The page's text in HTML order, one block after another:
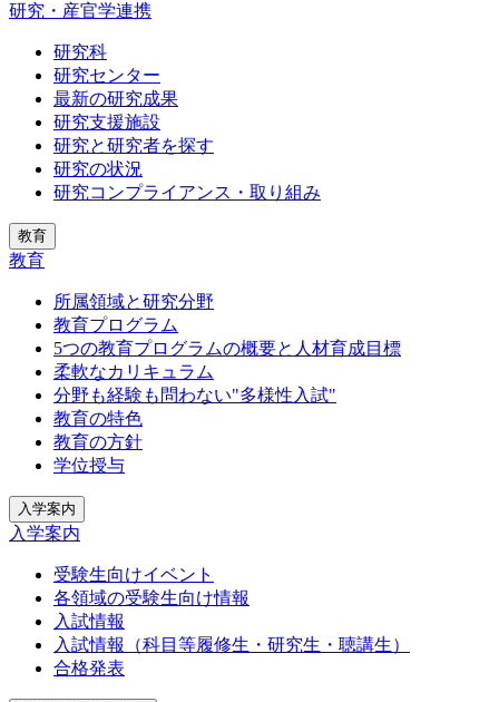
研究・産官学連携
研究科
研究センター
最新の研究成果
研究支援施設
研究と研究者を探す
研究の状況
研究コンプライアンス・取り組み
教育
教育
所属領域と研究分野
教育プログラム
5つの教育プログラムの概要と人材育成目標
柔軟なカリキュラム
分野も経験も問わない"多様性入試"
教育の特色
教育の方針
学位授与
入学案内
入学案内
受験生向けイベント
各領域の受験生向け情報
入試情報
入試情報（科目等履修生・研究生・聴講生）
合格発表